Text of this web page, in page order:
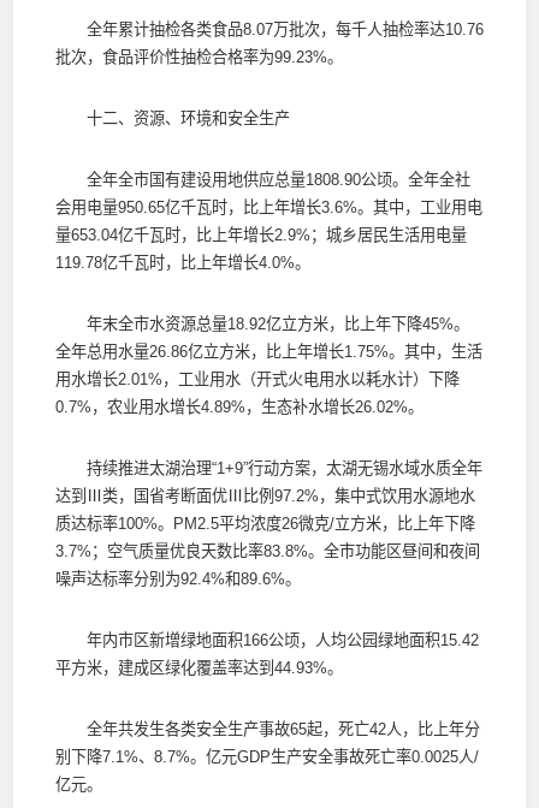
全年累计抽检各类食品8.07万批次，每千人抽检率达10.76
批次，食品评价性抽检合格率为99.23%。
十二、资源、环境和安全生产
全年全市国有建设用地供应总量1808.90公顷。全年全社
会用电量950.65亿千瓦时，比上年增长3.6%。其中，工业用电
量653.04亿千瓦时，比上年增长2.9%；城乡居民生活用电量
119.78亿千瓦时，比上年增长4.0%。
年末全市水资源总量18.92亿立方米，比上年下降45%。
全年总用水量26.86亿立方米，比上年增长1.75%。其中，生活
用水增长2.01%，工业用水（开式火电用水以耗水计）下降
0.7%，农业用水增长4.89%，生态补水增长26.02%。
持续推进太湖治理“1+9”行动方案，太湖无锡水域水质全年
达到Ⅲ类，国省考断面优Ⅲ比例97.2%，集中式饮用水源地水
质达标率100%。PM2.5平均浓度26微克/立方米，比上年下降
3.7%；空气质量优良天数比率83.8%。全市功能区昼间和夜间
噪声达标率分别为92.4%和89.6%。
年内市区新增绿地面积166公顷，人均公园绿地面积15.42
平方米，建成区绿化覆盖率达到44.93%。
全年共发生各类安全生产事故65起，死亡42人，比上年分
别下降7.1%、8.7%。亿元GDP生产安全事故死亡率0.0025人/
亿元。